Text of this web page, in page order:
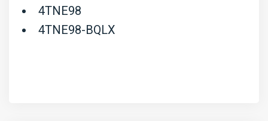
4TNE98
4TNE98-BQLX